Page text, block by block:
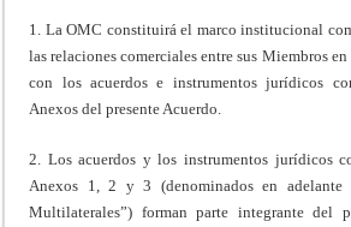
1. La OMC constituirá el marco institucional
las relaciones comerciales entre sus Miembros
con los acuerdos e instrumentos jurídicos
Anexos del presente Acuerdo.
2. Los acuerdos y los instrumentos jurídicos
Anexos 1, 2 y 3 (denominados en adelante
Multilaterales”) forman parte integrante del